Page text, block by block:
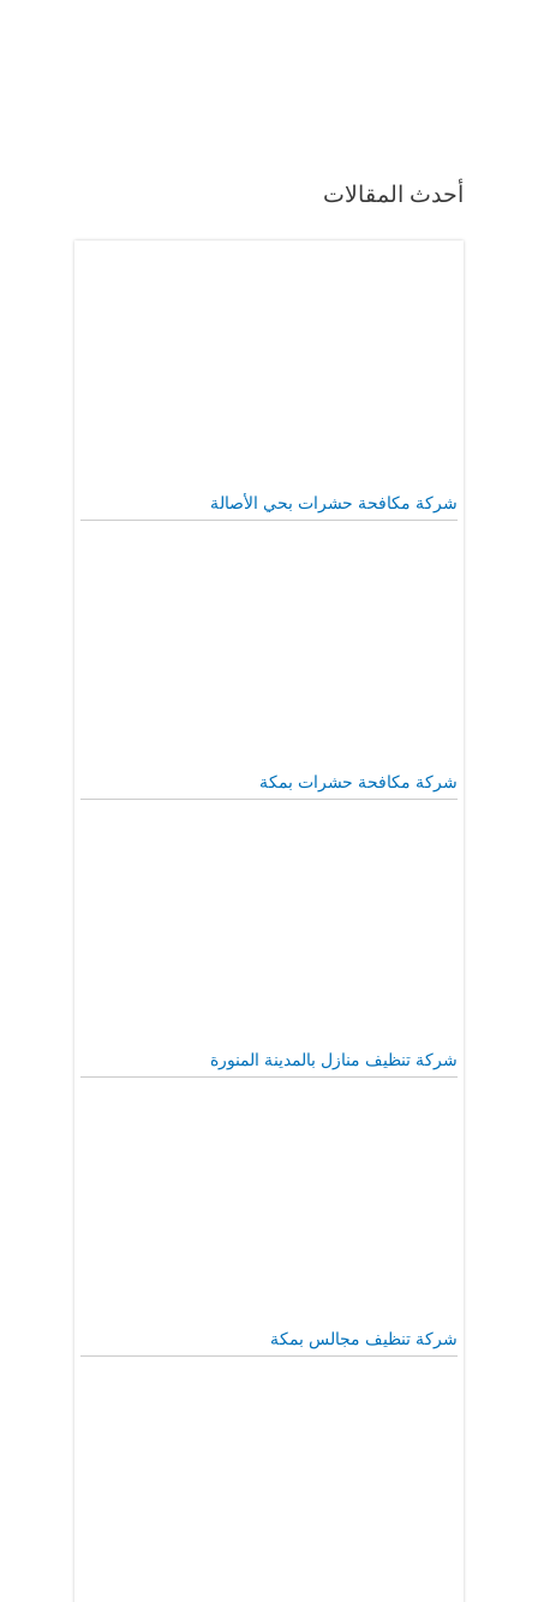
أحدث المقالات
شركة مكافحة حشرات بحي الأصالة
شركة مكافحة حشرات بمكة
شركة تنظيف منازل بالمدينة المنورة
شركة تنظيف مجالس بمكة